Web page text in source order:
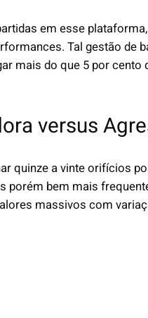
em esse
Tal gestão de
mais do que 5 por
versus
quinze a vinte orifícios
porém bem mais
massivos com